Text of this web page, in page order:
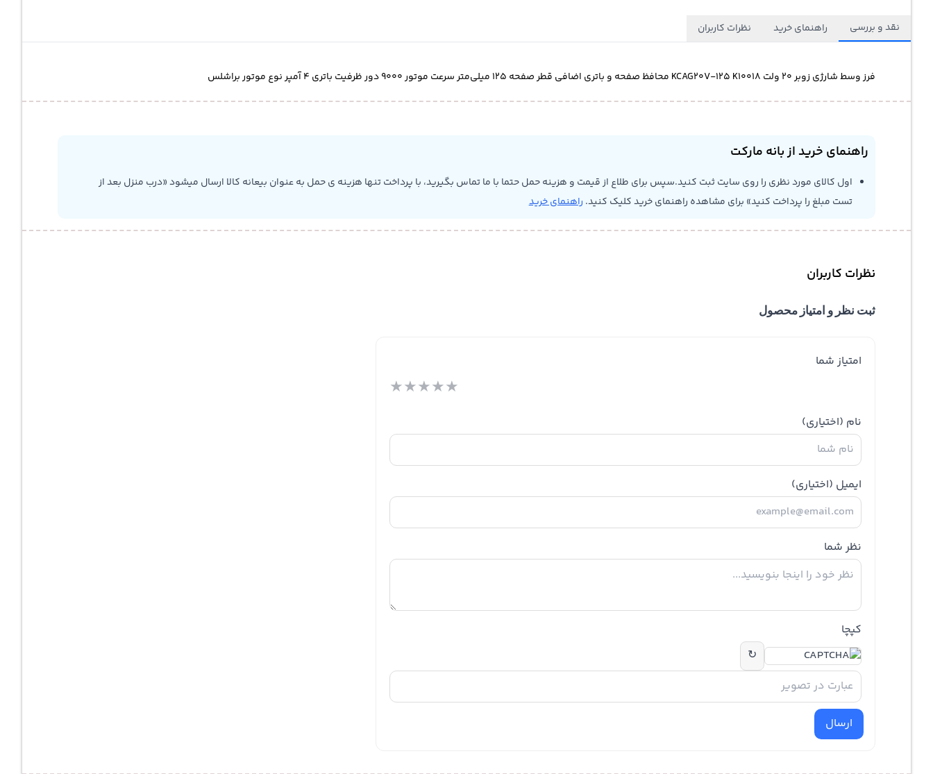
نقد و بررسی راهنمای خرید نظرات کاربران
فرز وسط شارژی زوبر 20 ولت KCAG20V-125 K10018 محافظ صفحه و باتری اضافی قطر صفحه 125 میلی‌متر سرعت موتور 9000 دور ظرفیت باتری 4 آمپر نوع موتور براشلس
راهنمای خرید از بانه مارکت
اول کالای مورد نظری را روی سایت ثبت کنید.سپس برای طلاع از قیمت و هزینه حمل حتما با ما تماس بگیرید، با پرداخت تنها هزینه ی حمل به عنوان بیعانه کالا ارسال میشود «درب منزل بعد از
تست مبلغ را پرداخت کنید» برای مشاهده راهنمای خرید کلیک کنید. راهنمای خرید
نظرات کاربران
ثبت نظر و امتیاز محصول
امتیاز شما
★★★★★
نام (اختیاری)
ایمیل (اختیاری)
نظر شما
کپچا
↻
ارسال